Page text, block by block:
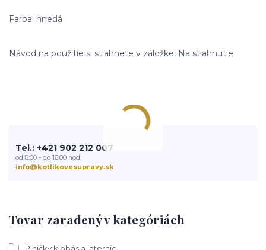
Farba: hnedá
Návod na použitie si stiahnete v záložke: Na stiahnutie
Tovar zaradený v kategóriách
Plničky klobás a jaterníc
Tel.: +421 902 212 007
od 8:00 - do 16:00 hod
info@kotlikovesupravy.sk